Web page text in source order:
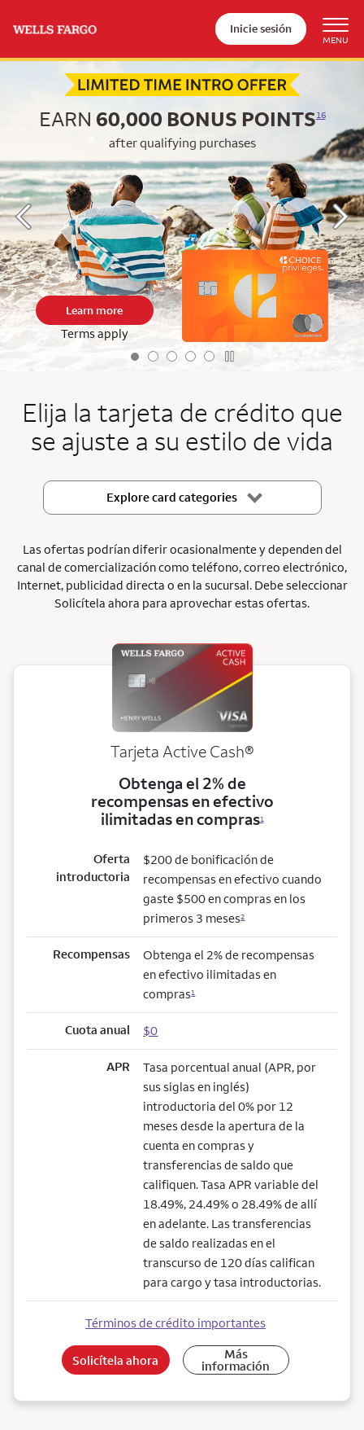
Inicie sesión
EARN 60,000 BONUS POINTS16
after qualifying purchases
Learn more
Terms apply
Elija la tarjeta de crédito que
se ajuste a su estilo de vida
Explore card categories
Las ofertas podrían diferir ocasionalmente y dependen del
canal de comercialización como teléfono, correo electrónico,
Internet, publicidad directa o en la sucursal. Debe seleccionar
Solicítela ahora para aprovechar estas ofertas.
Tarjeta Active Cash®
Obtenga el 2% de
recompensas en efectivo
ilimitadas en compras1
Oferta
introductoria
$200 de bonificación de
recompensas en efectivo cuando
gaste $500 en compras en los
primeros 3 meses2
Recompensas
Obtenga el 2% de recompensas
en efectivo ilimitadas en
compras1
Cuota anual $0
APR
Tasa porcentual anual (APR, por
sus siglas en inglés)
introductoria del 0% por 12
meses desde la apertura de la
cuenta en compras y
transferencias de saldo que
califiquen. Tasa APR variable del
18.49%, 24.49% o 28.49% de allí
en adelante. Las transferencias
de saldo realizadas en el
transcurso de 120 días califican
para cargo y tasa introductorias.
Términos de crédito importantes
Solicítela ahora Más
información